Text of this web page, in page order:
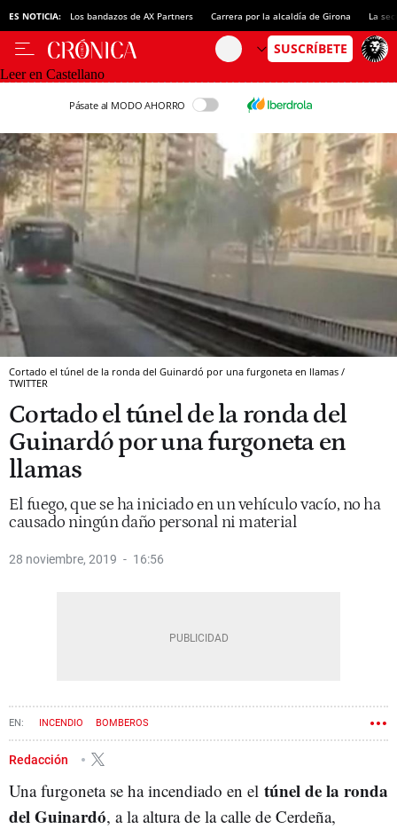
ES NOTICIA: Los bandazos de AX Partners Carrera por la alcaldía de Girona La
Leer en Castellano
Pásate al MODO AHORRO
Cortado el túnel de la ronda del Guinardó por una furgoneta en llamas /
TWITTER
Cortado el túnel de la ronda del
Guinardó por una furgoneta en
llamas
El fuego, que se ha iniciado en un vehículo vacío, no ha
causado ningún daño personal ni material
28 noviembre, 2019 16:56
INCENDIO BOMBEROS
Redacción
Una furgoneta se ha incendiado en el túnel de la ronda
del Guinardó, a la altura de la calle de Cerdeña,